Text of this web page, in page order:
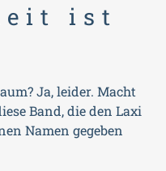
ist
Ja, leider. Macht
Band, die den Laxi
Namen gegeben